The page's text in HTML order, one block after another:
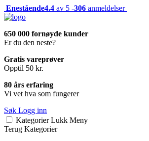
Enestående4.4 av 5 -306 anmeldelser
650 000 fornøyde kunder
Er du den neste?
Gratis vareprøver
Opptil 50 kr.
80 års erfaring
Vi vet hva som fungerer
Søk Logg inn
Kategorier Lukk Meny
Terug Kategorier